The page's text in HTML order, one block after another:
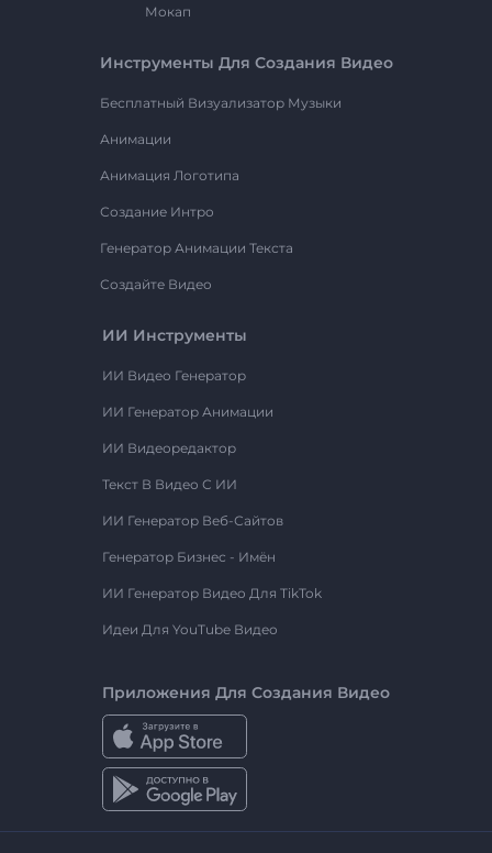
Мокап
Инструменты Для Создания Видео
Бесплатный Визуализатор Музыки
Анимации
Анимация Логотипа
Создание Интро
Генератор Анимации Текста
Создайте Видео
ИИ Инструменты
ИИ Видео Генератор
ИИ Генератор Анимации
ИИ Видеоредактор
Текст В Видео С ИИ
ИИ Генератор Веб-Сайтов
Генератор Бизнес - Имён
ИИ Генератор Видео Для TikTok
Идеи Для YouTube Видео
Приложения Для Создания Видео